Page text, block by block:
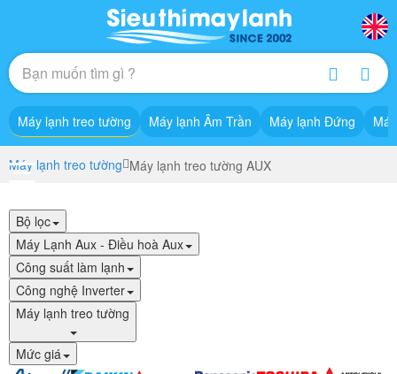
Máy lạnh treo tường Máy lạnh Âm Trần Máy lạnh Đứng
Máy lạnh treo tường Máy lạnh treo tường AUX
Bộ lọc
Máy Lạnh Aux - Điều hoà Aux
Công suất làm lạnh
Công nghệ Inverter
Máy lạnh treo tường
Mức giá